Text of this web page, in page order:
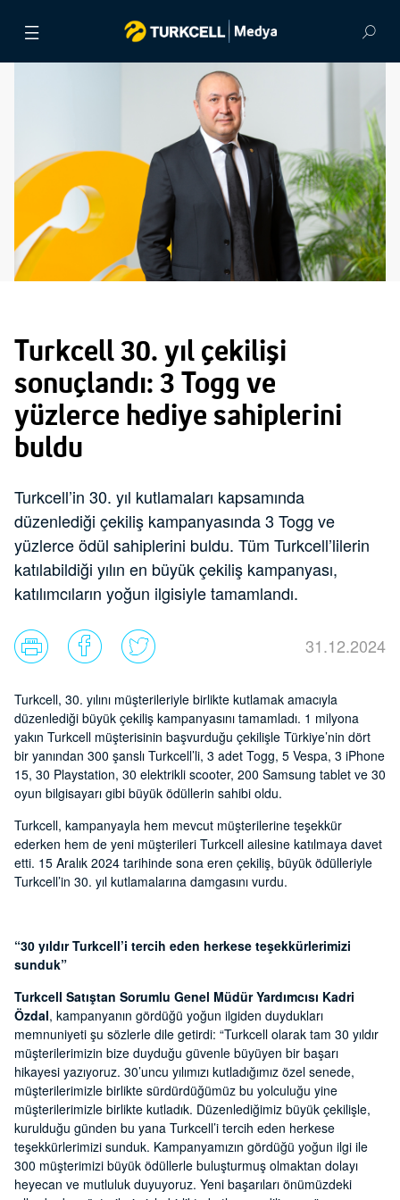
GÖRSEL ARŞİV
İLETİŞİM
Turkcell 30. yıl çekilişi
sonuçlandı: 3 Togg ve
yüzlerce hediye sahiplerini
buldu
Turkcell’in 30. yıl kutlamaları kapsamında
düzenlediği çekiliş kampanyasında 3 Togg ve
yüzlerce ödül sahiplerini buldu. Tüm Turkcell’lilerin
katılabildiği yılın en büyük çekiliş kampanyası,
katılımcıların yoğun ilgisiyle tamamlandı.
31.12.2024
Turkcell, 30. yılını müşterileriyle birlikte kutlamak amacıyla
düzenlediği büyük çekiliş kampanyasını tamamladı. 1 milyona
yakın Turkcell müşterisinin başvurduğu çekilişle Türkiye’nin dört
bir yanından 300 şanslı Turkcell’li, 3 adet Togg, 5 Vespa, 3 iPhone
15, 30 Playstation, 30 elektrikli scooter, 200 Samsung tablet ve 30
oyun bilgisayarı gibi büyük ödüllerin sahibi oldu.
Turkcell, kampanyayla hem mevcut müşterilerine teşekkür
ederken hem de yeni müşterileri Turkcell ailesine katılmaya davet
etti. 15 Aralık 2024 tarihinde sona eren çekiliş, büyük ödülleriyle
Turkcell’in 30. yıl kutlamalarına damgasını vurdu.
“30 yıldır Turkcell’i tercih eden herkese teşekkürlerimizi
sunduk”
Turkcell Satıştan Sorumlu Genel Müdür Yardımcısı Kadri
Özdal, kampanyanın gördüğü yoğun ilgiden duydukları
memnuniyeti şu sözlerle dile getirdi: “Turkcell olarak tam 30 yıldır
müşterilerimizin bize duyduğu güvenle büyüyen bir başarı
hikayesi yazıyoruz. 30’uncu yılımızı kutladığımız özel senede,
müşterilerimizle birlikte sürdürdüğümüz bu yolculuğu yine
müşterilerimizle birlikte kutladık. Düzenlediğimiz büyük çekilişle,
kurulduğu günden bu yana Turkcell’i tercih eden herkese
teşekkürlerimizi sunduk. Kampanyamızın gördüğü yoğun ilgi ile
300 müşterimizi büyük ödüllerle buluşturmuş olmaktan dolayı
heyecan ve mutluluk duyuyoruz. Yeni başarıları önümüzdeki